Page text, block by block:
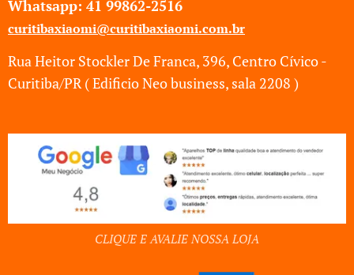
Whatsapp: 41 99862-2516
curitibaxiaomi@curitibaxiaomi.com.br
Rua Heitor Stockler De Franca, 396, Centro Cívico -
Curitiba/PR ( Edificio Neo business, sala 2208 )
CLIQUE E AVALIE NOSSA LOJA